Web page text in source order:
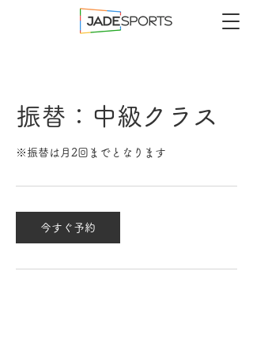
振替：中級クラス
※振替は月2回までとなります
今すぐ予約